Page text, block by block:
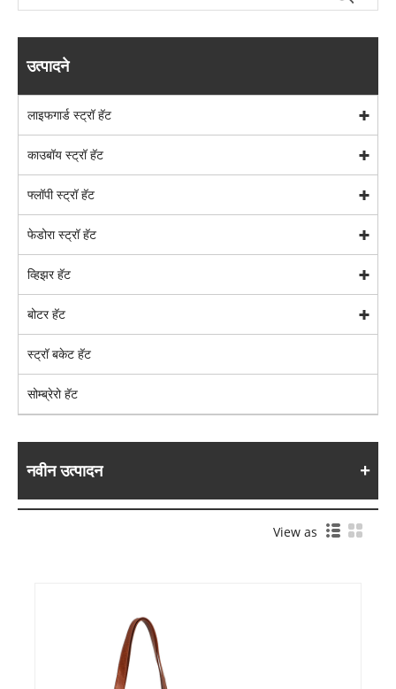
उत्पादने
लाइफगार्ड स्ट्रॉ हॅट
काउबॉय स्ट्रॉ हॅट
फ्लॉपी स्ट्रॉ हॅट
फेडोरा स्ट्रॉ हॅट
व्हिझर हॅट
बोटर हॅट
स्ट्रॉ बकेट हॅट
सोम्ब्रेरो हॅट
नवीन उत्पादन
View as